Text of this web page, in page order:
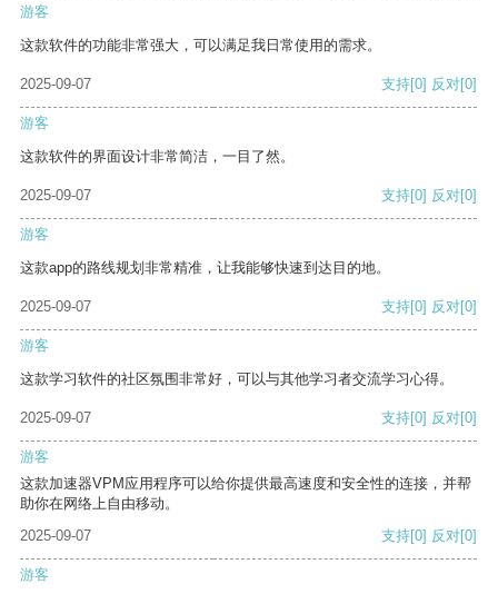
游客
这款软件的功能非常强大，可以满足我日常使用的需求。
2025-09-07 支持[0] 反对[0]
游客
这款软件的界面设计非常简洁，一目了然。
2025-09-07 支持[0] 反对[0]
游客
这款app的路线规划非常精准，让我能够快速到达目的地。
2025-09-07 支持[0] 反对[0]
游客
这款学习软件的社区氛围非常好，可以与其他学习者交流学习心得。
2025-09-07 支持[0] 反对[0]
游客
这款加速器VPM应用程序可以给你提供最高速度和安全性的连接，并帮
助你在网络上自由移动。
2025-09-07
支持[0] 反对[0]
游客